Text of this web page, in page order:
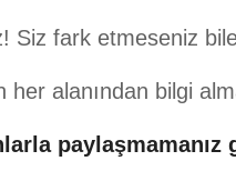
Siz fark etmeseniz
her alanından bilgi